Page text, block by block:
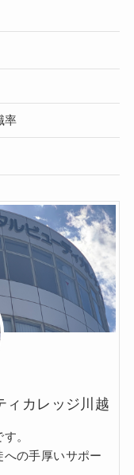
率
ィカレッジ川越
。
の手厚いサポー